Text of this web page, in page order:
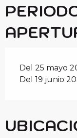
Del 25 mayo
Del 19 junio